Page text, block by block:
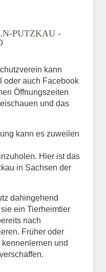
PUTZKAU -
kann
oder auch Facebook
Öffnungszeiten
und das
kann es zuweilen
Hier ist das
in Sachsen der
dahingehend
ein Tierheimtier
nach
Früher oder
und